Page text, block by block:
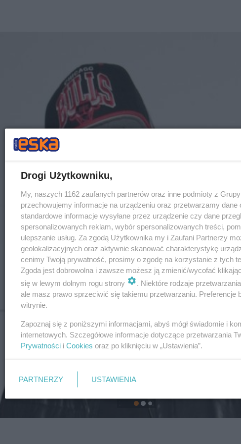
Drogi Użytkowniku,
My, naszych 1162 zaufanych partnerów oraz inne podmioty z
przechowujemy informacje na urządzeniu oraz przetwarzamy dane
standardowe informacje wysyłane przez urządzenie czy dane
spersonalizowanych reklam, wybór spersonalizowanych treści,
ulepszanie usług. Za zgodą Użytkownika my i Zaufani Partnerzy
geolokalizacyjnych oraz aktywnie skanować charakterystykę
cenimy Twoją prywatność, prosimy o zgodę na korzystanie z tych
Zgoda jest dobrowolna i zawsze możesz ją zmienić/wycofać
się w lewym dolnym rogu strony
. Niektóre rodzaje
ale masz prawo sprzeciwić się takiemu przetwarzaniu. Preferencje
witrynie.
Zapoznaj się z poniższymi informacjami, abyś mógł świadomie i
internetowych. Szczegółowe informacje dotyczące przetwarzania
Prywatności i Cookies oraz po kliknięciu w „Ustawienia”.
PARTNERZY USTAWIENIA